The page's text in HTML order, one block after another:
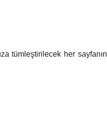
tümleştirilecek her sayfanın